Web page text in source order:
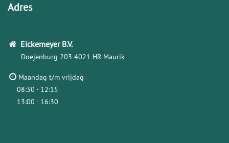
Adres
Eickemeyer B.V.
Doejenburg 203 4021 HR Maurik
Maandag t/m vrijdag
08:30 - 12:15
13:00 - 16:30